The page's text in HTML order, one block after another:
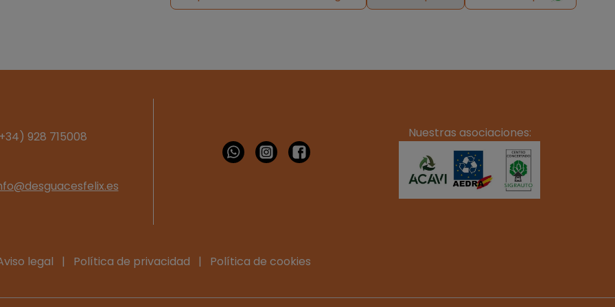
928 715008 Nuestras asociaciones:
legal | Política de privacidad | Política de cookies